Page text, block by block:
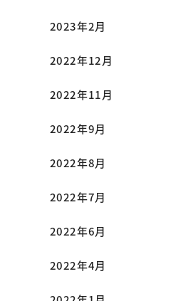
2023年2月
2022年12月
2022年11月
2022年9月
2022年8月
2022年7月
2022年6月
2022年4月